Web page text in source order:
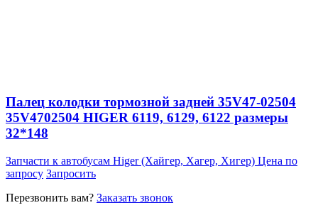
Палец колодки тормозной задней 35V47-02504
35V4702504 HIGER 6119, 6129, 6122 размеры
32*148
Запчасти к автобусам Higer (Хайгер, Хагер, Хигер) Цена по
запросу Запросить
Перезвонить вам? Заказать звонок